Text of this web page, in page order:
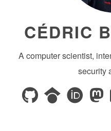
CÉDRIC
A computer scientist,
security